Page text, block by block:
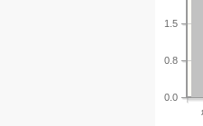
0.0
0.8
1.5